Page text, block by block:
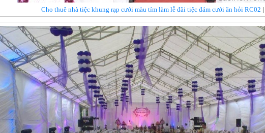
Cho thuê nhà tiệc khung rạp cưới màu tím làm lễ đãi tiệc đám cưới ăn hỏi RC02 |